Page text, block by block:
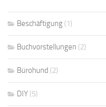
Beschäftigung (1)
Buchvorstellungen (2)
Bürohund (2)
DIY (5)